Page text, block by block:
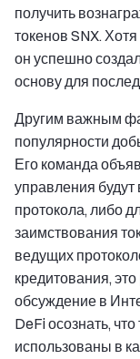
получить
токенов SNX.
он успешно
основу для
Другим важным
популярности
Его команда
управления
протокола, либо
заимствования
ведущих
кредитования,
обсуждение в
DeFi осознать,
использованы в